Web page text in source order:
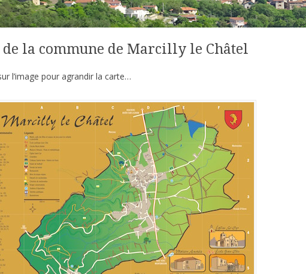
de la commune de Marcilly le Châtel
l’image pour agrandir la carte…